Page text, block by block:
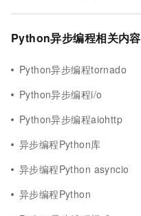
Python异步编程相关内容
Python异步编程tornado
Python异步编程i/o
Python异步编程aiohttp
异步编程Python库
异步编程Python asyncio
异步编程Python